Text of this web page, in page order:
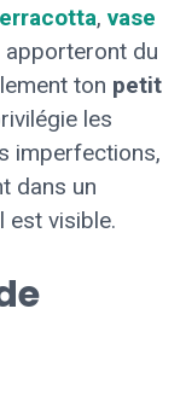
, vase
apporteront du
ton petit
les
imperfections,
dans un
est visible.